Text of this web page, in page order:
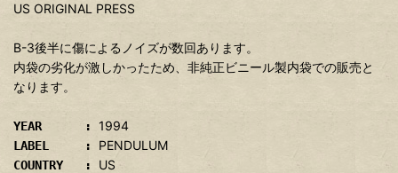
US ORIGINAL PRESS
B-3後半に傷によるノイズが数回あります。
内袋の劣化が激しかったため、非純正ビニール製内袋での販売と
なります。
YEAR : 1994
LABEL : PENDULUM
COUNTRY : US